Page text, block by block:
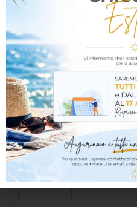
Lungh.)
Art.
2025 /
25
25 mm x 50
Art.
2025 /
50
50 mm x 50
m